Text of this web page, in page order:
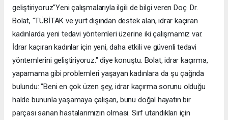
geliştiriyoruz"Yeni çalışmalarıyla ilgili de bilgi veren Doç. Dr.
Bolat, "TÜBİTAK ve yurt dışından destek alan, idrar kaçıran
kadınlarda yeni tedavi yöntemleri üzerine iki çalışmamız var.
İdrar kaçıran kadınlar için yeni, daha etkili ve güvenli tedavi
yöntemlerini geliştiriyoruz." diye konuştu. Bolat, idrar kaçırma,
yapamama gibi problemleri yaşayan kadınlara da şu çağrıda
bulundu: "Beni en çok üzen şey, idrar kaçırma sorunu olduğu
halde bununla yaşamaya çalışan, bunu doğal hayatın bir
parçası sanan hastalarımızın olması. Sırf utandıkları için